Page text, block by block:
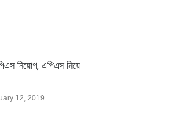
পিএস নিয়োগ, এপিএস নিয়ে
12, 2019